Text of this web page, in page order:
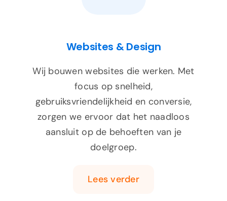
Websites & Design
Wij bouwen websites die werken. Met
focus op snelheid,
gebruiksvriendelijkheid en conversie,
zorgen we ervoor dat het naadloos
aansluit op de behoeften van je
doelgroep.
Lees verder